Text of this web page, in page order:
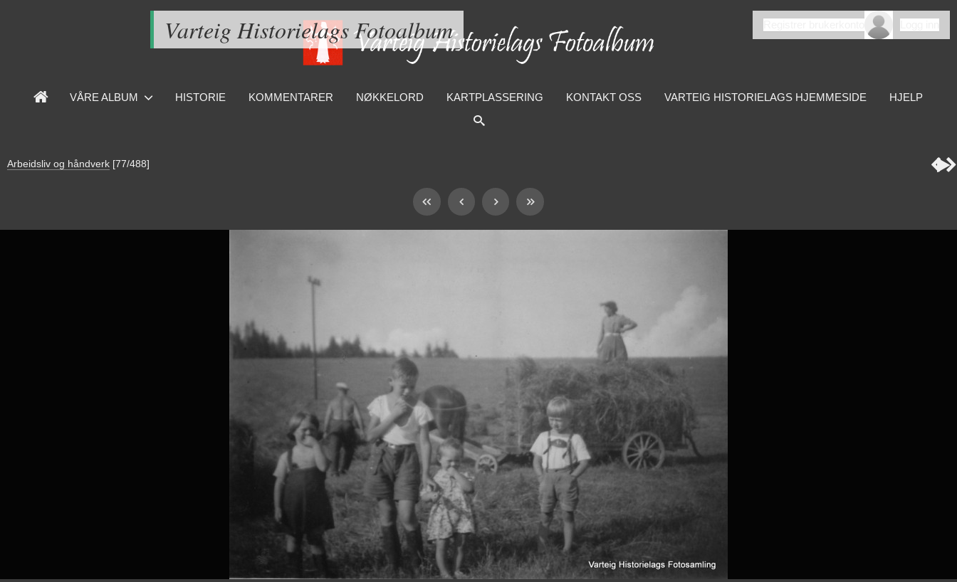
Varteig Historielags Fotoalbum
VÅRE ALBUM HISTORIE KOMMENTARER NØKKELORD KARTPLASSERING KONTAKT OSS VARTEIG HISTORIELAGS HJEMMESIDE HJELP
Arbeidsliv og håndverk [77/488] 